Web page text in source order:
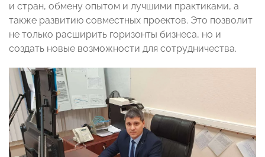
и стран, обмену опытом и лучшими практиками, а
также развитию совместных проектов. Это позволит
не только расширить горизонты бизнеса, но и
создать новые возможности для сотрудничества.